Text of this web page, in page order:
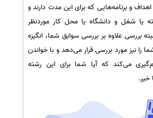
و برنامه‌هایی که برای این مدت دارند و
یا شغل و دانشگاه یا محل کار موردنظر
بررسی علاوه بر بررسی سوابق شما، انگیزه
را نیز مورد بررسی قرار می‌دهد و با خواندن
می‌کند که آیا شما برای این رشته